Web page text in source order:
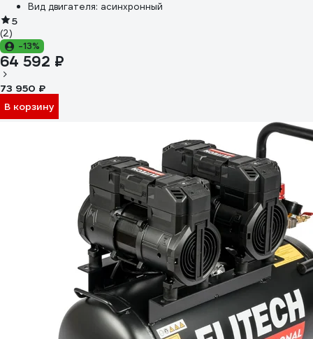
Вид двигателя: асинхронный
5
(2)
-13%
64 592 ₽
73 950 ₽
В корзину